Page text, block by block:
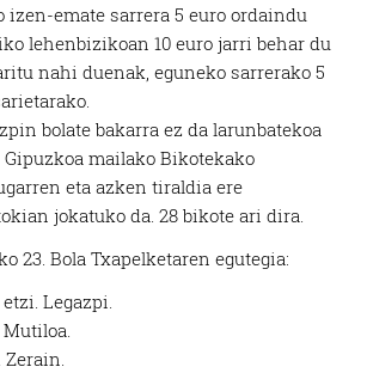
izen-emate sarrera 5 euro ordaindu
lehenbizikoan 10 euro jarri behar du
nahi duenak, eguneko sarrerako 5
bolate bakarra ez da larunbatekoa
mailako Bikotekako
eta azken tiraldia ere
jokatuko da. 28 bikote ari dira.
23. Bola Txapelketaren egutegia:
Legazpi.
Mutiloa.
Zerain.